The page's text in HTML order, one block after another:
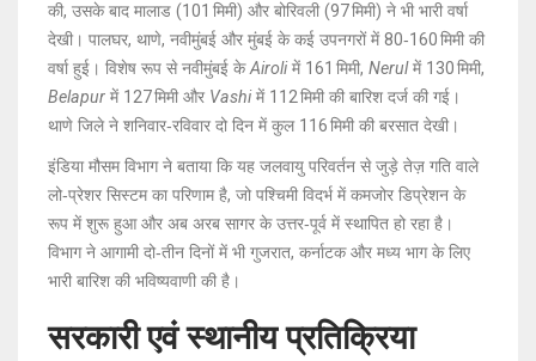
की, उसके बाद मालाड (101 मिमी) और बोरिवली (97 मिमी) ने भी भारी वर्षा
देखी। पालघर, थाणे, नवीमुंबई और मुंबई के कई उपनगरों में 80‑160 मिमी की
वर्षा हुई। विशेष रूप से नवीमुंबई केAiroliमें 161 मिमी, Nerulमें 130 मिमी,
Belapur में 127 मिमी और Vashiमें 112 मिमी की बारिश दर्ज की गई।
थाणे जिले ने शनिवार‑रविवार दो दिन में कुल 116 मिमी की बरसात देखी।
इंडिया मौसम विभाग ने बताया कि यह जलवायु परिवर्तन से जुड़े तेज़ गति वाले
लो‑प्रेशर सिस्टम का परिणाम है, जो पश्चिमी विदर्भ में कमजोर डिप्रेशन के
रूप में शुरू हुआ और अब अरब सागर के उत्तर‑पूर्व में स्थापित हो रहा है।
विभाग ने आगामी दो‑तीन दिनों में भी गुजरात, कर्नाटक और मध्य भाग के लिए
भारी बारिश की भविष्यवाणी की है।
सरकारी एवं स्थानीय प्रतिक्रिया